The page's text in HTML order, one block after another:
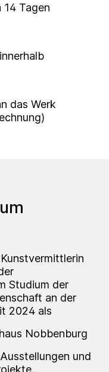
14 Tagen
das Werk
Studium der
an der
2024 als
Nobbenburg
und